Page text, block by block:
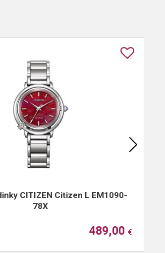
CITIZEN Citizen L EM1090-
78X
489,00 €